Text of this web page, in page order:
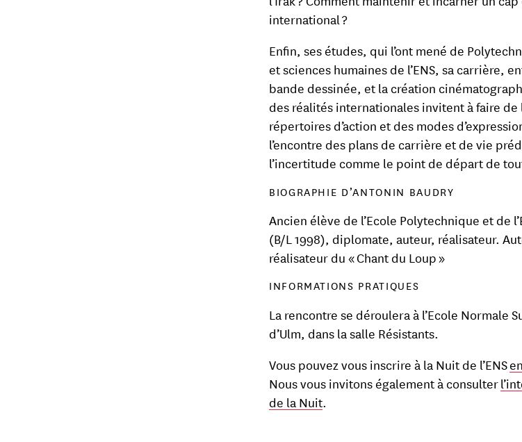
international ?
Enfin, ses études, qui l’ont mené de
et sciences humaines de l’ENS, sa carrière,
bande dessinée, et la création
des réalités internationales invitent à faire de
répertoires d’action et des modes
l’encontre des plans de carrière et de vie
l’incertitude comme le point de départ de
BIOGRAPHIE D’ANTONIN BAUDRY
Ancien élève de l’Ecole Polytechnique et de
(B/L 1998), diplomate, auteur, réalisateur.
réalisateur du « Chant du Loup »
INFORMATIONS PRATIQUES
La rencontre se déroulera à l’Ecole Normale
d’Ulm, dans la salle Résistants.
Vous pouvez vous inscrire à la Nuit de l’ENS
Nous vous invitons également à consulter
de la Nuit.